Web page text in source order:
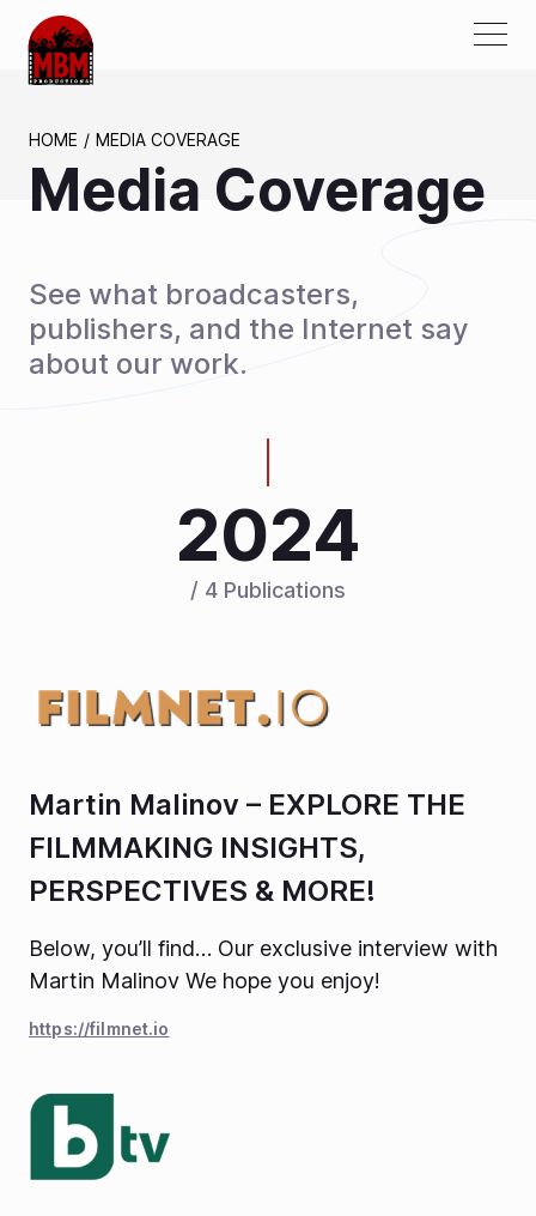
ABOUT US
AWARDS
PARTNERS
MEDIA
HOME MEDIA COVERAGE
Media Coverage
See what broadcasters,
publishers, and the Internet say
about our work.
2024
/ 4 Publications
Martin Malinov – EXPLORE THE
FILMMAKING INSIGHTS,
PERSPECTIVES & MORE!
Below, you’ll find… Our exclusive interview with
Martin Malinov We hope you enjoy!
https://filmnet.io